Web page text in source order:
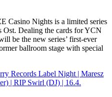
Casino Nights is a limited series
Ost. Dealing the cards for YCN
be the new series’ first-ever
ballroom stage with special
Records Label Night | Maresz
| RIP Swirl (DJ) | 16.4.